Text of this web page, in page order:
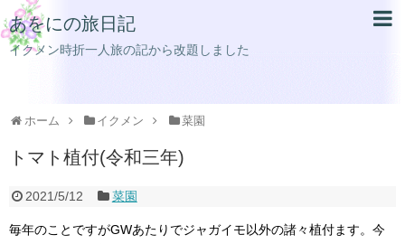
あをにの旅日記
イクメン時折一人旅の記から改題しました
ホーム イクメン 菜園
トマト植付(令和三年)
2021/5/12 菜園
毎年のことですがGWあたりでジャガイモ以外の諸々植付ます。今